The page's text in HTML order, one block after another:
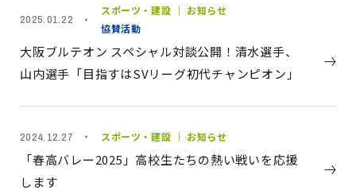
2025.01.22
スポーツ・建設 ｜ お知らせ
協賛活動
大阪ブルテオン スペシャル対談公開！清水選手、
山内選手「目指すはSVリーグ初代チャンピオン」
2024.12.27 スポーツ・建設 ｜ お知らせ
「春高バレー2025」高校生たちの熱い戦いを応援
します